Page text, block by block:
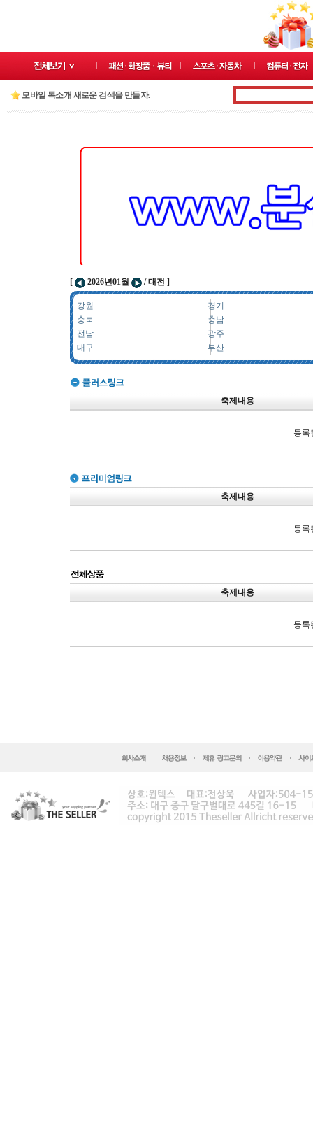
모바일 톡소개 새로운 검색을 만들자.
[ 2026년01월 / 대전 ]
강원
경기
충북
충남
전남
광주
대구
부산
축제내용
등록
축제내용
등록
축제내용
등록